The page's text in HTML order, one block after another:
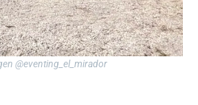
@eventing_el_mirador